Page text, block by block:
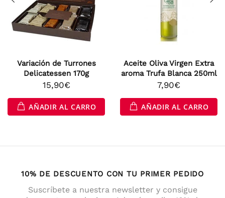
Variación de Turrones
Delicatessen 170g
15,90€
AÑADIR AL CARRO
Aceite Oliva Virgen Extra
aroma Trufa Blanca 250ml
7,90€
AÑADIR AL CARRO
10% DE DESCUENTO CON TU PRIMER PEDIDO
Suscríbete a nuestra newsletter y consigue